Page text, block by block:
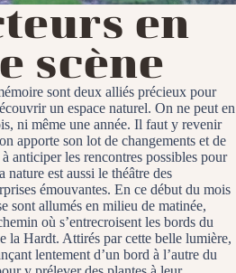
en
scène
sont deux alliés précieux pour
un espace naturel. On ne peut en
ni même une année. Il faut y revenir
apporte son lot de changements et de
anticiper les rencontres possibles pour
est aussi le théâtre des
émouvantes. En ce début du mois
sont allumés en milieu de matinée,
où s’entrecroisent les bords du
la Hardt. Attirés par cette belle lumière,
lentement d’un bord à l’autre du